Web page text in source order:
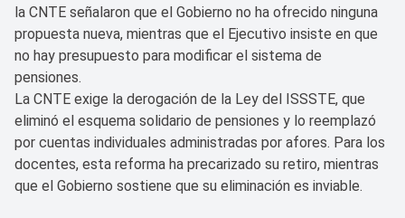
la CNTE señalaron que el Gobierno no ha ofrecido ninguna
propuesta nueva, mientras que el Ejecutivo insiste en que
no hay presupuesto para modificar el sistema de
pensiones.
La CNTE exige la derogación de la Ley del ISSSTE, que
eliminó el esquema solidario de pensiones y lo reemplazó
por cuentas individuales administradas por afores. Para los
docentes, esta reforma ha precarizado su retiro, mientras
que el Gobierno sostiene que su eliminación es inviable.